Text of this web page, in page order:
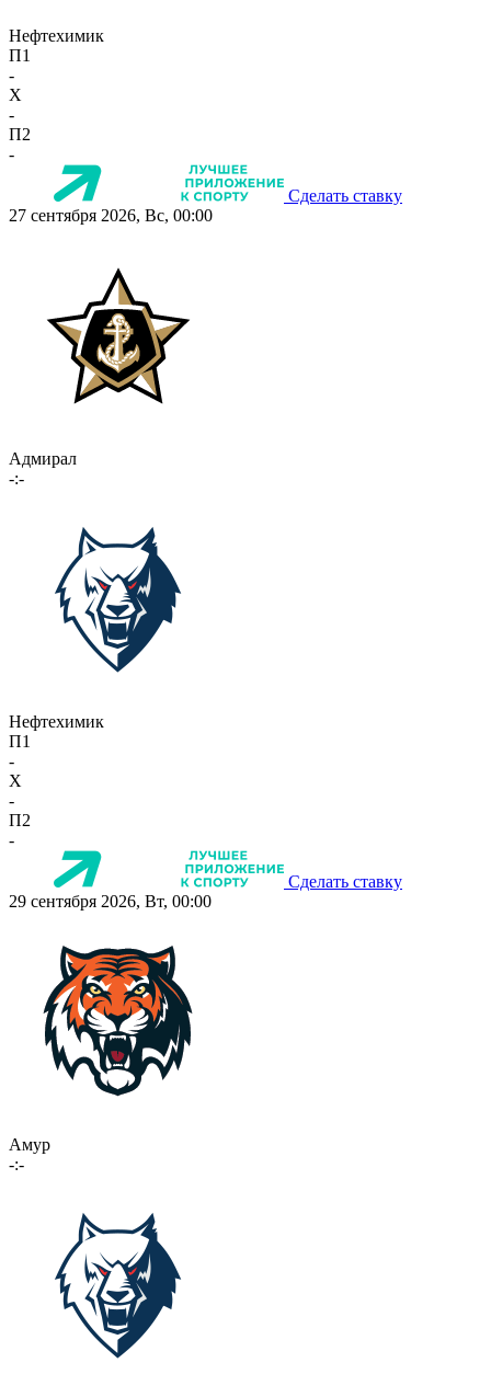
Нефтехимик
П1
-
X
-
П2
-
Сделать ставку
27 сентября 2026, Вс, 00:00
Адмирал
-:-
Нефтехимик
П1
-
X
-
П2
-
Сделать ставку
29 сентября 2026, Вт, 00:00
Амур
-:-